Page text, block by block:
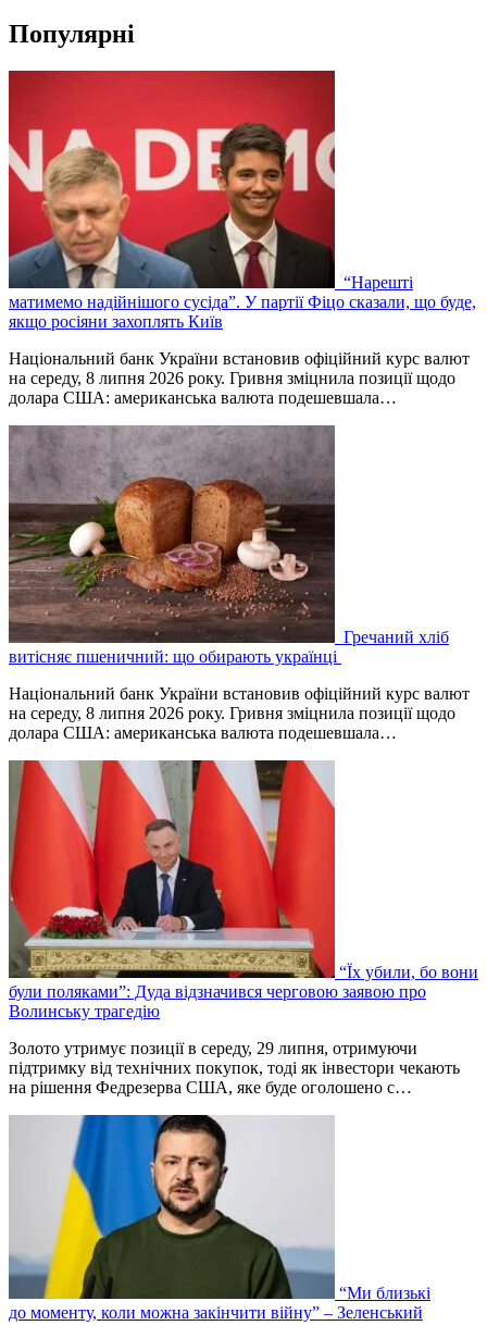
Популярні
“Нарешті
матимемо надійнішого сусіда”. У партії Фіцо сказали, що буде,
якщо росіяни захоплять Київ
Національний банк України встановив офіційний курс валют
на середу, 8 липня 2026 року. Гривня зміцнила позиції щодо
долара США: американська валюта подешевшала…
Гречаний хліб
витісняє пшеничний: що обирають українці
Національний банк України встановив офіційний курс валют
на середу, 8 липня 2026 року. Гривня зміцнила позиції щодо
долара США: американська валюта подешевшала…
“Їх убили, бо вони
були поляками”: Дуда відзначився черговою заявою про
Волинську трагедію
Золото утримує позиції в середу, 29 липня, отримуючи
підтримку від технічних покупок, тоді як інвестори чекають
на рішення Федрезерва США, яке буде оголошено ‌с…
“Ми близькі
до моменту, коли можна закінчити війну” – Зеленський